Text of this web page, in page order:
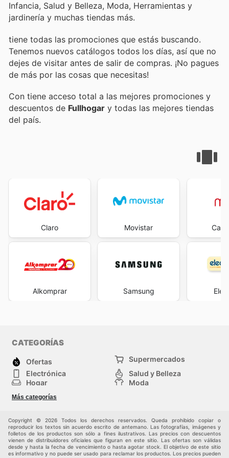
Infancia, Salud y Belleza, Moda, Herramientas y
jardinería y muchas tiendas más.
tiene todas las promociones que estás buscando.
Tenemos nuevos catálogos todos los días, así que no
dejes de visitar antes de salir de compras. ¡No pagues
de más por las cosas que necesitas!
Con tiene acceso total a las mejores promociones y
descuentos de Fullhogar y todas las mejores tiendas
del país.
Claro
Alkomprar
Movistar
Samsung
CATEGORÍAS
Ofertas
Supermercados
Electrónica
Salud y Belleza
Hogar
Moda
Herramientas y jardinería
Infancia
Más categorías
Copyright © 2026 Todos los derechos reservados. Queda prohibido copiar o
reproducir los textos sin acuerdo escrito de antemano. Las fotografías, imágenes y
folletos de los productos son sólo a fines ilustrativos. Las precios con descuentos
vienen de distribuidores oficiales que figuran en este sitio. Las ofertas son válidas
desde y hasta la fecha de vencimiento o hasta agotar stock. El objetivo de este sitio
es informativo y no puede ser usado para reclamar los productos. Los precios pueden